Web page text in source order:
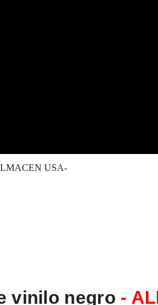
USA-
vinilo negro -